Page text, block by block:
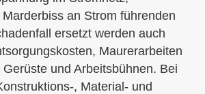
an Strom führenden
ersetzt werden auch
Maurerarbeiten
und Arbeitsbühnen. Bei
, Material- und